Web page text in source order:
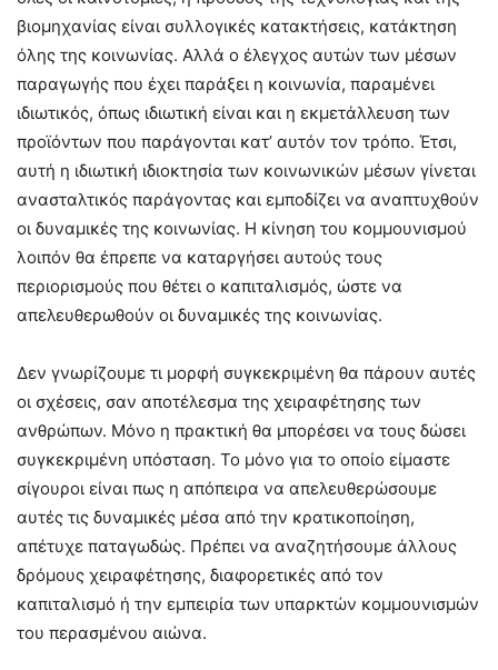
βιομηχανίας είναι συλλογικές κατακτήσεις, κατάκτηση
όλης της κοινωνίας. Αλλά ο έλεγχος αυτών των μέσων
παραγωγής που έχει παράξει η κοινωνία, παραμένει
ιδιωτικός, όπως ιδιωτική είναι και η εκμετάλλευση των
προϊόντων που παράγονται κατ’ αυτόν τον τρόπο. Έτσι,
αυτή η ιδιωτική ιδιοκτησία των κοινωνικών μέσων γίνεται
ανασταλτικός παράγοντας και εμποδίζει να αναπτυχθούν
οι δυναμικές της κοινωνίας. Η κίνηση του κομμουνισμού
λοιπόν θα έπρεπε να καταργήσει αυτούς τους
περιορισμούς που θέτει ο καπιταλισμός, ώστε να
απελευθερωθούν οι δυναμικές της κοινωνίας.
Δεν γνωρίζουμε τι μορφή συγκεκριμένη θα πάρουν αυτές
οι σχέσεις, σαν αποτέλεσμα της χειραφέτησης των
ανθρώπων. Μόνο η πρακτική θα μπορέσει να τους δώσει
συγκεκριμένη υπόσταση. Το μόνο για το οποίο είμαστε
σίγουροι είναι πως η απόπειρα να απελευθερώσουμε
αυτές τις δυναμικές μέσα από την κρατικοποίηση,
απέτυχε παταγωδώς. Πρέπει να αναζητήσουμε άλλους
δρόμους χειραφέτησης, διαφορετικές από τον
καπιταλισμό ή την εμπειρία των υπαρκτών κομμουνισμών
του περασμένου αιώνα.